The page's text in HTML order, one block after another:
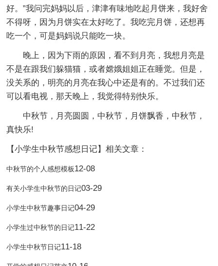
好。”我问完妈妈以后，津津有味地吃起月饼来，我好舍
不得呀，因为月饼实在太好吃了。我吃完月饼，还想再
吃一个，可是妈妈说只能吃一块。
晚上，因为下雨的原因，看不到月亮，我想月亮是
不是在跟我们躲猫猫，或者嫦娥姐姐正在睡觉。但是，
没关系的，明亮的月亮在我心中还是有的。不过我们还
可以看电视，那天晚上，我觉得特别快乐。
中秋节，月亮圆圆，中秋节，月饼飘香，中秋节，
真快乐!
【小学生中秋节感想日记】相关文章：
中秋节的个人感想模板12-08
有关小学生中秋节的日记03-29
小学生中秋节趣事日记04-29
小学生过中秋节的日记11-22
小学生中秋节日记11-18